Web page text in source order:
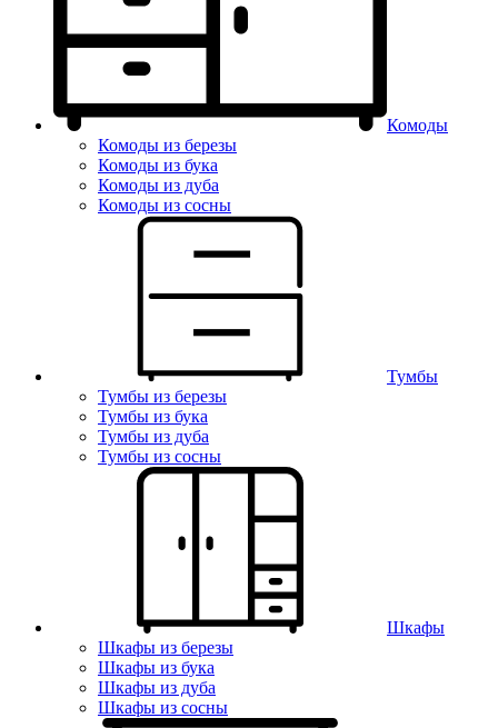
Комоды
Комоды из березы
Комоды из бука
Комоды из дуба
Комоды из сосны
Тумбы
Тумбы из березы
Тумбы из бука
Тумбы из дуба
Тумбы из сосны
Шкафы
Шкафы из березы
Шкафы из бука
Шкафы из дуба
Шкафы из сосны